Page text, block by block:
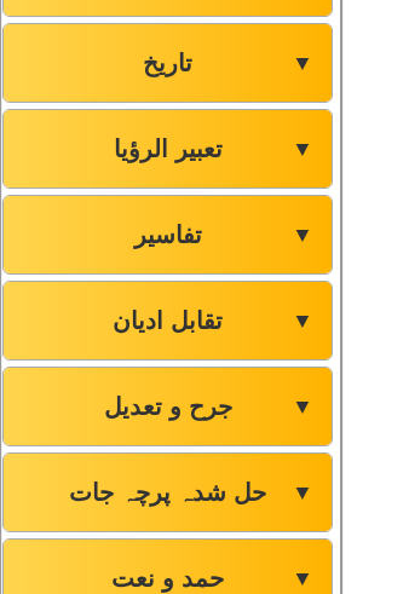
تاریخ ▼
تعبیر الرؤیا ▼
تفاسیر ▼
تقابل ادیان ▼
جرح و تعدیل ▼
حل شدہ پرچہ جات ▼
حمد و نعت ▼